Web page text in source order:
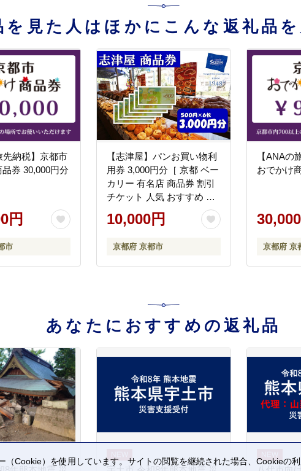
を見た人はほかにこんな返礼品を
先納税】京都市
券 30,000円分
円
市
【志津屋】パンお買い物利
用券 3,000円分［ 京都 ベー
カリー 有名店 商品券 割引
チケット 人気 おすすめ パ
ン 惣菜パン 菓子パン ふる
さと納税 ］
10,000円
京都府 京都市
【ANAの
おでかけ
京都府 京
あなたにおすすめの返礼品
Cookie）を使用しています。サイトの閲覧を継続された場合、Cookieの